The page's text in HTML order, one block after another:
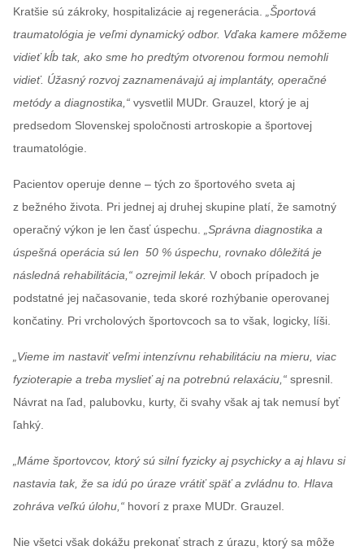
Kratšie sú zákroky, hospitalizácie aj regenerácia.
„Športová
traumatológia je veľmi dynamický odbor. Vďaka kamere môžeme
vidieť kĺb tak, ako sme ho predtým otvorenou formou nemohli
vidieť. Úžasný rozvoj zaznamenávajú aj implantáty, operačné
metódy a diagnostika,“ vysvetlil MUDr. Grauzel, ktorý je aj
predsedom Slovenskej spoločnosti artroskopie a športovej
traumatológie.
Pacientov operuje denne – tých zo športového sveta aj
z bežného života. Pri jednej aj druhej skupine platí, že samotný
operačný výkon je len časť úspechu.
„Správna diagnostika a
úspešná operácia sú len 50 % úspechu, rovnako dôležitá je
následná rehabilitácia,“ ozrejmil lekár. V oboch prípadoch je
podstatné jej načasovanie, teda skoré rozhýbanie operovanej
končatiny. Pri vrcholových športovcoch sa to však, logicky, líši.
„Vieme im nastaviť veľmi intenzívnu rehabilitáciu na mieru, viac
fyzioterapie a treba myslieť aj na potrebnú relaxáciu,“ spresnil.
Návrat na ľad, palubovku, kurty, či svahy však aj tak nemusí byť
ľahký.
„Máme športovcov, ktorý sú silní fyzicky aj psychicky a aj hlavu si
nastavia tak, že sa idú po úraze vrátiť späť a zvládnu to. Hlava
zohráva veľkú úlohu,“ hovorí z praxe MUDr. Grauzel.
Nie všetci však dokážu prekonať strach z úrazu, ktorý sa môže